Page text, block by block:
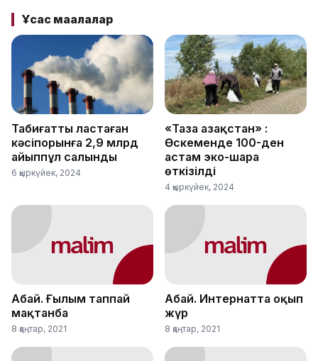
Ұқсас мақалалар
Табиғатты ластаған
кәсіпорынға 2,9 млрд
айыппұл салынды
6 қыркүйек, 2024
«Таза Қазақстан» :
Өскеменде 100-ден
астам эко-шара
өткізілді
4 қыркүйек, 2024
Абай. Ғылым таппай
мақтанба
8 қаңтар, 2021
Абай. Интернатта оқып
жүр
8 қаңтар, 2021